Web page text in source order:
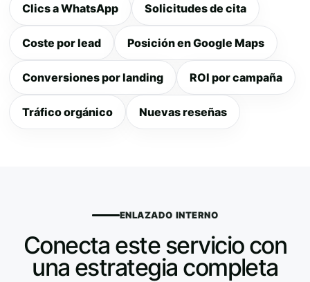
Clics a WhatsApp Solicitudes de cita
Coste por lead Posición en Google Maps
Conversiones por landing ROI por campaña
Tráfico orgánico Nuevas reseñas
ENLAZADO INTERNO
Conecta este servicio con
una estrategia completa